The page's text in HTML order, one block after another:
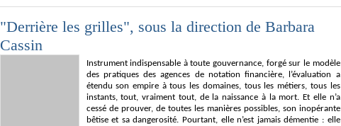
"Derrière les grilles", sous la direction de Barbara
Cassin
Instrument indispensable à toute gouvernance, forgé sur le modèle
des pratiques des agences de notation financière, l’évaluation a
étendu son empire à tous les domaines, tous les métiers, tous les
instants, tout, vraiment tout, de la naissance à la mort. Et elle n’a
cessé de prouver, de toutes les manières possibles, son inopérante
bêtise et sa dangerosité. Pourtant, elle n’est jamais démentie : elle